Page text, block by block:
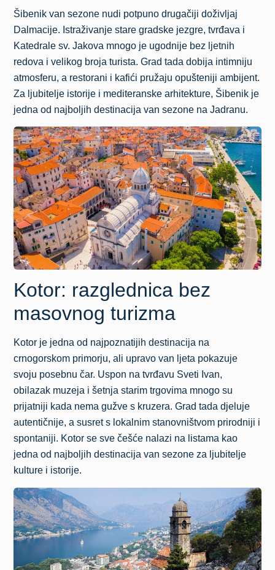
Šibenik van sezone nudi potpuno drugačiji doživljaj
Dalmacije. Istraživanje stare gradske jezgre, tvrđava i
Katedrale sv. Jakova mnogo je ugodnije bez ljetnih
redova i velikog broja turista. Grad tada dobija intimniju
atmosferu, a restorani i kafići pružaju opušteniji ambijent.
Za ljubitelje istorije i mediteranske arhitekture, Šibenik je
jedna od najboljih destinacija van sezone na Jadranu.
Kotor: razglednica bez
masovnog turizma
Kotor je jedna od najpoznatijih destinacija na
crnogorskom primorju, ali upravo van ljeta pokazuje
svoju posebnu čar. Uspon na tvrđavu Sveti Ivan,
obilazak muzeja i šetnja starim trgovima mnogo su
prijatniji kada nema gužve s kruzera. Grad tada djeluje
autentičnije, a susret s lokalnim stanovništvom prirodniji i
spontaniji. Kotor se sve češće nalazi na listama kao
jedna od najboljih destinacija van sezone za ljubitelje
kulture i istorije.